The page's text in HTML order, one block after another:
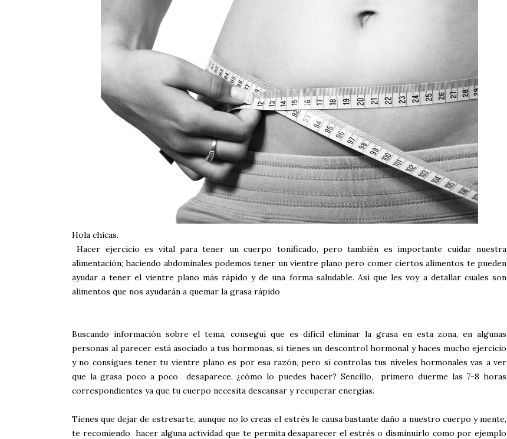
Hola chicas.
Hacer ejercicio es vital para tener un cuerpo tonificado, pero también es importante cuidar nuestra
alimentación; haciendo abdominales podemos tener un vientre plano pero comer ciertos alimentos te pueden
ayudar a tener el vientre plano más rápido y de una forma saludable. Así que les voy a detallar cuales son
alimentos que nos ayudarán a quemar la grasa rápido
Buscando información sobre el tema, conseguí que es difícil eliminar la grasa en esta zona, en algunas
personas al parecer está asociado a tus hormonas, si tienes un descontrol hormonal y haces mucho ejercicio
y no consigues tener tu vientre plano es por esa razón, pero si controlas tus niveles hormonales vas a ver
que la grasa poco a poco desaparece, ¿cómo lo puedes hacer? Sencillo, primero duerme las 7-8 horas
correspondientes ya que tu cuerpo necesita descansar y recuperar energías.
Tienes que dejar de estresarte, aunque no lo creas el estrés le causa bastante daño a nuestro cuerpo y mente,
te recomiendo hacer alguna actividad que te permita desaparecer el estrés o disminuirlo como por ejemplo